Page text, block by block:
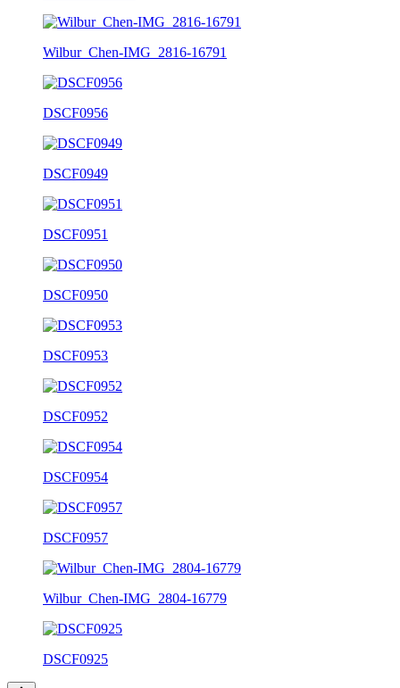
Wilbur_Chen-IMG_2816-16791
DSCF0956
DSCF0949
DSCF0951
DSCF0950
DSCF0953
DSCF0952
DSCF0954
DSCF0957
Wilbur_Chen-IMG_2804-16779
DSCF0925